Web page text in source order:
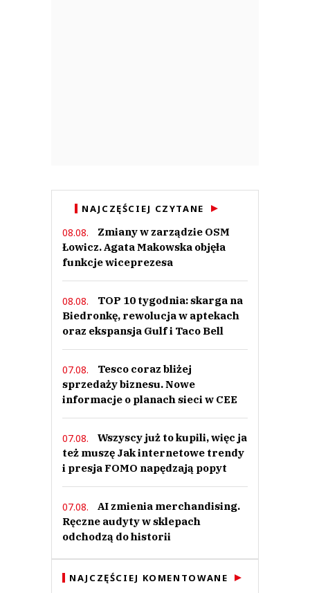
NAJCZĘŚCIEJ CZYTANE
08.08.
Zmiany w zarządzie OSM
Łowicz. Agata Makowska objęła
funkcje wiceprezesa
08.08.
TOP 10 tygodnia: skarga na
Biedronkę, rewolucja w aptekach
oraz ekspansja Gulf i Taco Bell
07.08.
Tesco coraz bliżej
sprzedaży biznesu. Nowe
informacje o planach sieci w CEE
07.08.
Wszyscy już to kupili, więc ja
też muszę Jak internetowe trendy
i presja FOMO napędzają popyt
07.08.
AI zmienia merchandising.
Ręczne audyty w sklepach
odchodzą do historii
NAJCZĘŚCIEJ KOMENTOWANE